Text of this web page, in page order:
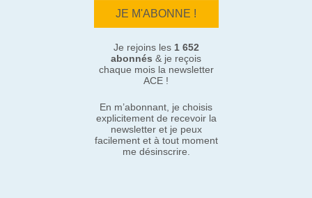
Je rejoins les 1 652
abonnés & je reçois
chaque mois la newsletter
ACE !
En m’abonnant, je choisis
explicitement de recevoir la
newsletter et je peux
facilement et à tout moment
me désinscrire.